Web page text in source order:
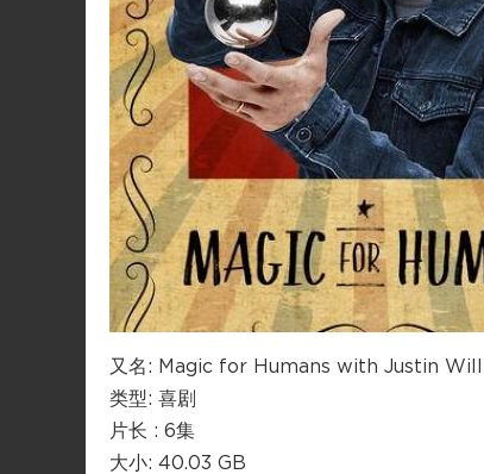
又名: Magic for Humans with Justin
类型: 喜剧
片长 : 6集
大小: 40.03 GB